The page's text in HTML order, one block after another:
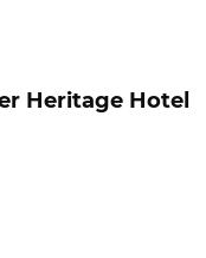
Heritage Hotel